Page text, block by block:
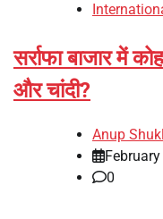
सर्राफा बाजार में
और चांदी?
Anup
0